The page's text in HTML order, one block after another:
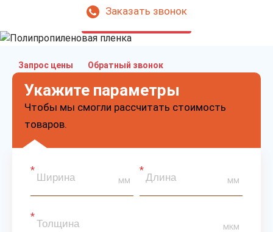
Заказать звонок
в Ростове-на-Дону
Запрос цены Обратный звонок
Укажите параметры
Чтобы мы смогли рассчитать стоимость
товаров.
мм мм
мкм